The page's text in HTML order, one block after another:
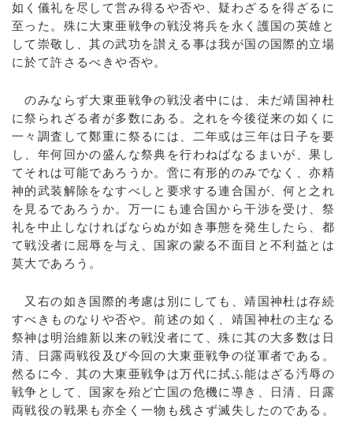
如く儀礼を尽して営み得るや否や、疑わざるを得ざるに
至った。殊に大東亜戦争の戦没将兵を永く護国の英雄と
して崇敬し、其の武功を讃える事は我が国の国際的立場
に於て許さるべきや否や。
のみならず大東亜戦争の戦没者中には、未だ靖国神杜
に祭られざる者が多数にある。之れを今後従来の如くに
一々調査して鄭重に祭るには、二年或は三年は日子を要
し、年何回かの盛んな祭典を行わねばなるまいが、果し
てそれは可能であろうか。啻に有形的のみでなく、亦精
神的武装解除をなすべしと要求する連合国が、何と之れ
を見るであろうか。万一にも連合国から干渉を受け、祭
礼を中止しなければならぬが如き事態を発生したら、都
て戦没者に屈辱を与え、国家の蒙る不面目と不利益とは
莫大であろう。
又右の如き国際的考慮は別にしても、靖国神杜は存続
すべきものなりや否や。前述の如く、靖国神杜の主なる
祭神は明治維新以来の戦没者にて、殊に其の大多数は日
清、日露両戦役及び今回の大東亜戦争の従軍者である。
然るに今、其の大東亜戦争は万代に拭ふ能はざる汚辱の
戦争として、国家を殆ど亡国の危機に導き、日清、日露
両戦役の戦果も亦全く一物も残さず滅失したのである。